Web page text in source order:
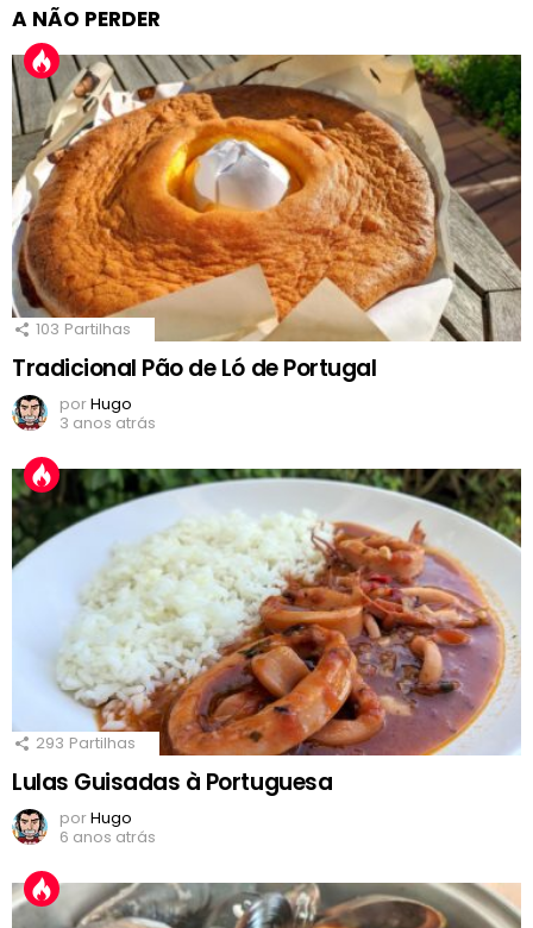
A NÃO PERDER
103 Partilhas
Tradicional Pão de Ló de Portugal
porHugo
3 anos atrás
293 Partilhas
Lulas Guisadas à Portuguesa
porHugo
6 anos atrás